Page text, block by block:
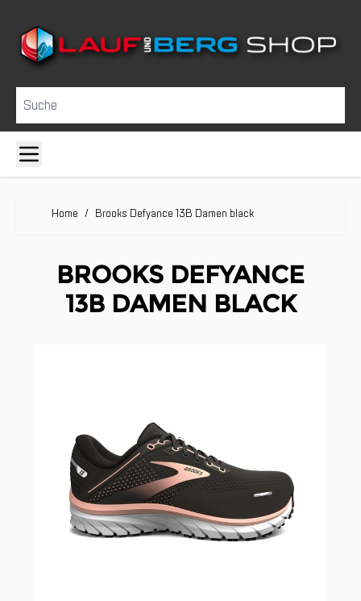
Suche
Home / Brooks Defyance 13B Damen black
BROOKS DEFYANCE
13B DAMEN BLACK